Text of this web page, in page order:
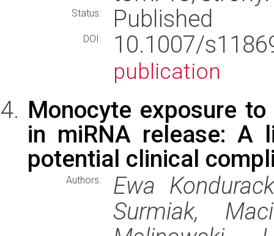
Status: Published
DOI: 10.1007/
publication
Monocyte exposure
in miRNA release: A
potential clinical
Authors:
Ewa
Surmiak,